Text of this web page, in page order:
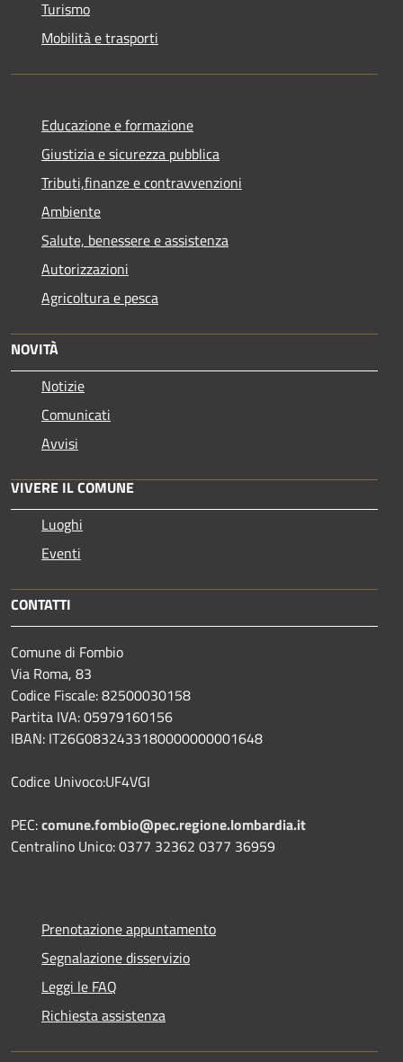
Turismo
Mobilità e trasporti
Educazione e formazione
Giustizia e sicurezza pubblica
Tributi,finanze e contravvenzioni
Ambiente
Salute, benessere e assistenza
Autorizzazioni
Agricoltura e pesca
NOVITÀ
Notizie
Comunicati
Avvisi
VIVERE IL COMUNE
Luoghi
Eventi
CONTATTI
Comune di Fombio
Via Roma, 83
Codice Fiscale: 82500030158
Partita IVA: 05979160156
IBAN: IT26G0832433180000000001648
Codice Univoco:UF4VGI
PEC:comune.fombio@pec.regione.lombardia.it
Centralino Unico: 0377 32362 0377 36959
Prenotazione appuntamento
Segnalazione disservizio
Leggi le FAQ
Richiesta assistenza